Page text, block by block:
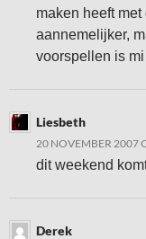
maken heeft
aannemelijker,
voorspellen is
Liesbeth
20 NOVEMBER 2007
dit weekend
Derek